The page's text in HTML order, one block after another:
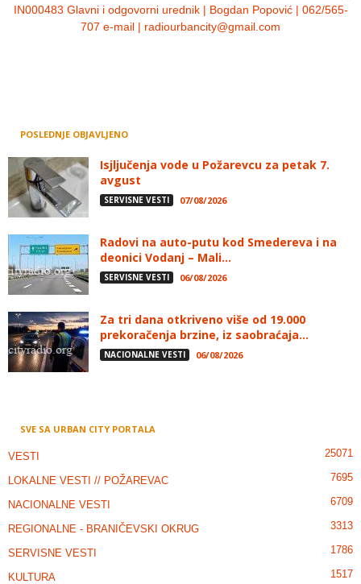
IN000483 Glavni i odgovorni urednik | Bogdan Popović | 062/565-
707 e-mail | radiourbancity@gmail.com
POSLEDNJE OBJAVLJENO
Isjljučenja vode u Požarevcu za petak 7.
avgust
SERVISNE VESTI 07/08/2026
Radovi na auto-putu kod Smedereva i na
deonici Vodanj – Mali...
SERVISNE VESTI 06/08/2026
Za tri dana otkriveno više od 19.000
prekoračenja brzine, iz saobraćaja...
NACIONALNE VESTI 06/08/2026
SVE SA URBAN CITY PORTALA
VESTI 25071
LOKALNE VESTI // POŽAREVAC 7695
NACIONALNE VESTI 6709
REGIONALNE - BRANIČEVSKI OKRUG 3313
SERVISNE VESTI 1786
KULTURA 1517